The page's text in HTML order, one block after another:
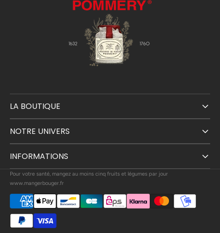
LA BOUTIQUE
NOTRE UNIVERS
INFORMATIONS
Pour votre santé, mangez au moins cinq fruits et légumes par jour
www.mangerbouger.fr